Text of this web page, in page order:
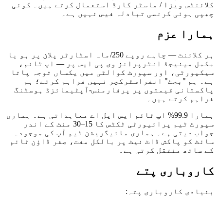
کلائنٹس ویزا / ماسٹر کارڈ استعمال کرتے ہیں۔ کوئی
چھپی ہوئی کرنسی تبادلہ فیس نہیں ہے۔
ہمارا عزم
ہر کلائنٹ — چاہے روپے 250/ماہ اسٹارٹر پلان پر ہو یا
مکمل مینیجڈ انٹرپرائز وی پی ایس پر — اپ ٹائم،
سیکیورٹی، اور سپورٹ کوالٹی میں یکساں توجہ پاتا
ہے۔ ہم "بجٹ" انفراسٹرکچر نہیں فراہم کرتے؛ ہم
پاکستانی قیمتوں پر پرفارمنس-آپٹیمائزڈ ہوسٹنگ
فراہم کرتے ہیں۔
ہمارا 99.9% اپ ٹائم ایس ایل اے معاہداتی ہے۔ ہماری
سپورٹ ٹیم پرائیورٹی ٹکٹس کا 15–30 منٹ کے اندر
جواب دیتی ہے۔ ہماری مائیگریشن ٹیم آپ کی موجودہ
سائٹ کو پاکش ڈاٹ نیٹ پر بالکل مفت، صفر ڈاؤن ٹائم
کے ساتھ منتقل کرتی ہے۔
کاروباری پتے
بنیادی کاروباری پتہ: